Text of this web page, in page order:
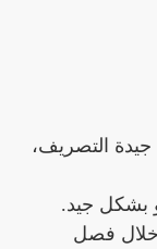
جيدة التصريف،
بشكل جيد.
خلال فصل